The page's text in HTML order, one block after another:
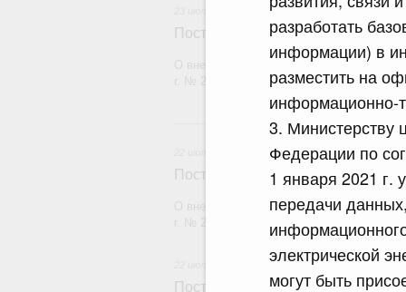
разработать
информации) в
разместить на
информационно-
3. Министерству
Федерации по
1 января 2021 г.
передачи
электрической
могут быть
Постановление Правительства
О внесении изменений в постановление
Постановление Правительства
О внесении изменений в постановление
Постановление Правительства